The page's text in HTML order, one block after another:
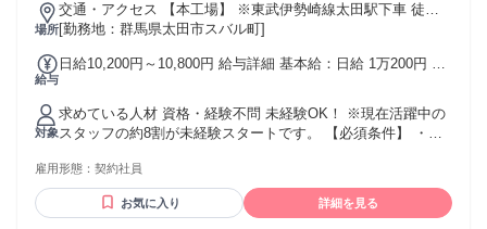
た。 正社員として働こうと職探しをしていた中、 サンアイホ
ームに出会いました！ 「やってやるぞ！」 という気持ちとは
安が大きかったですが、 充実した研修や先輩のサポートが手
て3年後くらいのタイミングで、 ほぼ全社員が活用している
「持ち家取得支援制度」を私も活用し、 29歳で新築のマイホ
てもありがたいです！ ──────────────────── 年齢の
条件と理由：あり（40歳未満の方（例外事由3号のイ・長期キ
ャリア形成の為））
場所
交通・アクセス 【本工場】 ※東武伊勢崎線太田駅下車 徒歩
約8分 【矢島工場】 群馬県太田市庄屋町1-1 ※中学校入口バス
1-1 ※竜舞駅南口 徒歩17分 ※いずれの工場も寮から無料送迎
[勤務地：群馬県太田市スバル町]
給与
日給10,200円～10,800円 給与詳細 基本給：日給 1万200円 〜
われる通勤・皆勤・家族手当金額：なし 全員に一律で支払わ
れるその他手当金額：あり ■月収例：30万3000円～32万1000
円 ※稼働日数20日、残業21.5時間、休日出勤1日の場合で算出
■支払日：月末締切→翌月15日払い ■入社限定特典：70万円
ている方が対象 【手当】 ・経験者手当：5～15万円 ・慰労金
制度あり：8～122万円（実働4ヶ月～35ヶ月満了者に支給）
対象
求めている人材 資格・経験不問 未経験OK！ ※現在活躍中の
スタッフの約8割が未経験スタートです。 【必須条件】 ・満
4ヵ月以上の勤務が可能な方 ・交替制勤務に対応できる方
【尚可】 ・工場での製造業勤務経験のある方 ・期間従業員
（期間工）の経験がある方
雇用形態： 契約社員
お気に入り 詳細を見る